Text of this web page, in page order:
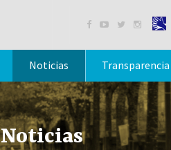
   
Noticias Transparencia
Noticias